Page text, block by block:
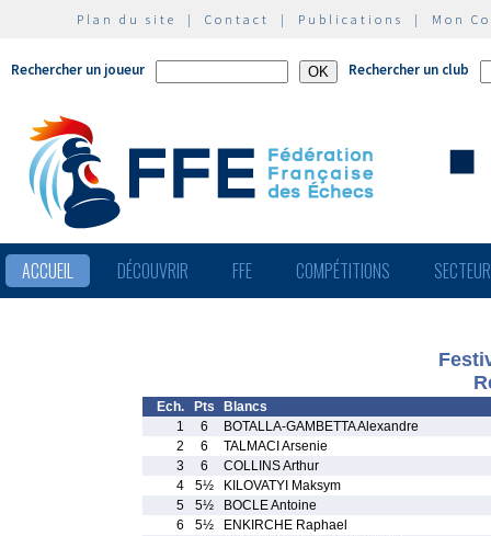
Plan du site | Contact | Publications | Mon
Rechercher un joueur Rechercher un club
ACCUEIL DÉCOUVRIR FFE COMPÉTITIONS
Ech. Pts
Blancs
1
6
BOTALLA-GAMBETTA Alexandre
2
6
TALMACI Arsenie
3
6
COLLINS Arthur
4
5½
KILOVATYI Maksym
5
5½
BOCLE Antoine
6
5½
ENKIRCHE Raphael